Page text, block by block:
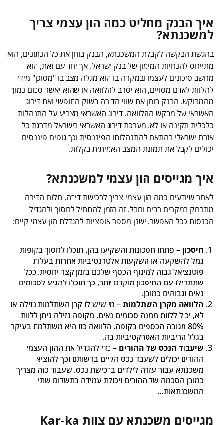
איך הבנק מחליט כמה הון עצמי צריך
למשכנתא?
בהגשת הבקשה לקבלת המשכנתא, הבנק בוחן את כל הנתונים, הוא
מתייחס להנחיות המימון של בנק ישראל. אך יחד עם זאת, הוא
מחשב סיכונים לעצמו ובמקרה בו הוא מגלה מצב בו "מסוכן" מידי
להלוות לאדם מסויים, הוא יסרב להלוואה או שהוא יאשר סכום נמוך
מהמבוקש. הבנק בוחן את שווי הדירה בשוק החופשי ואת דירוג
האשראי של מבקש ההלוואה. דירוג האשראי מצביע על התנהלות
כלכלית תקינה או לא. מערכת דירוג האשראי בישראל מדרגת כל
אזרח ישראלי בהתאם להתנהלותו הפיננסית וכך גופים פיננסים
יכולים לקבל את תמונת המצב האמיתית בקלות.
איך מגייסים הון עצמי למשכנתא?
לאחר שיודעים כמה הון עצמי צריך לרכישת דירה, חלום הדירה
מתרחק במקרים רבים וחבל. זה הזמן להתחיל לחסוך ולהגדיל
הכנסות ככל האפשר. ישנן מספר אופציות להגדלת הון עצמי קיים:
חיסכון– פתחו חסכונות והשקיעו בהן. תוכלו לחסוך בקופות
גמל להשקעה או השקעות אלטרנטיביות אחרות בעלות
פוטנציאל גבוה למינוף הכסף שלכם בזמן קצר יחסית. ככל
שתתחילו עם החיסכון מוקדם יותר, כך תוכלו להגיע לסכומים
נאים וגבוהים כמובן.
הלוואה מקרן השתלמות– מי שיש לו קרן השתלמות נזילה או
לא, יכול ללוות ממנה סכומים נאים. מקופה נזילה ניתן ללוות
80% מגובה הכספים בקופה. הלוואה כזו היא משתלמת בעיקר
בגלל הריביות האטרקטיביות בה.
שיעבוד הנכס של ההורים – כדי להגדיל את ההון העצמי
ההורים יכולים לשעבד נכס הקיים ברשותם וכך להוציא
משכנתא עבור עזרה לילדים ברכישת נכס. שעבוד כזה מצריך
כמובן הסכמה של ההורים ויכולת עמידה בתשלום שתי
המשכנתאות…
מגייסים משכנתא עם צוות Kar-ka